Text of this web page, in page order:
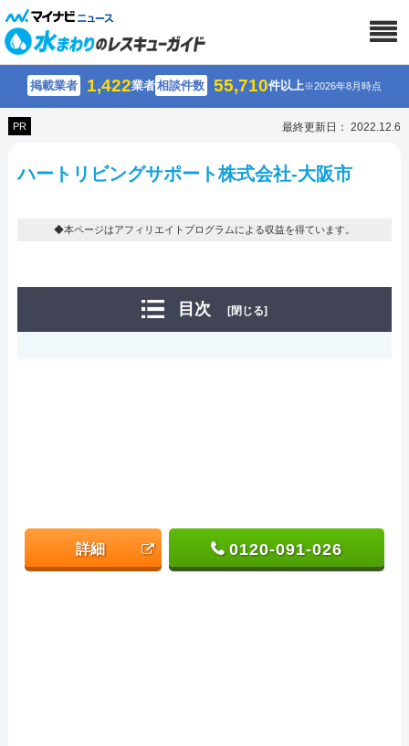
掲載業者 1,422業者相談件数 55,710件以上※2026年8月時点
PR 最終更新日： 2022.12.6
ハートリビングサポート株式会社-大阪市
◆本ページはアフィリエイトプログラムによる収益を得ています。
目次 [閉じる]
詳細 0120-091-026